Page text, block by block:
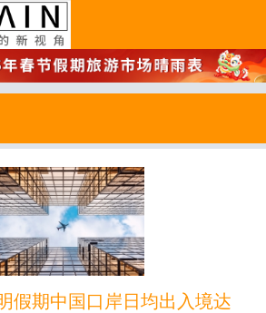
假期中国口岸日均出入境达